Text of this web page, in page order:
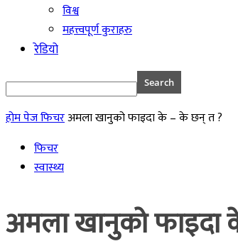
विश्व
महत्त्वपूर्ण कुराहरु
रेडियो
होम पेजफिचरअमला खानुको फाइदा के – के छन् त ?
फिचर
स्वास्थ्य
अमला खानुको